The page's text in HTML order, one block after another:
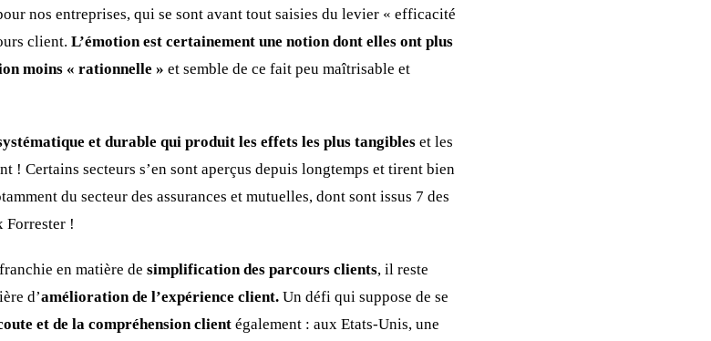
nos entreprises, qui se sont avant tout saisies du levier « efficacité
client. L’émotion est certainement une notion dont elles ont plus
moins « rationnelle » et semble de ce fait peu maîtrisable et
et durable qui produit les effets les plus tangibles et les
! Certains secteurs s’en sont aperçus depuis longtemps et tirent bien
du secteur des assurances et mutuelles, dont sont issus 7 des
Forrester !
en matière de simplification des parcours clients, il reste
d’amélioration de l’expérience client. Un défi qui suppose de se
et de la compréhension client également : aux Etats-Unis, une